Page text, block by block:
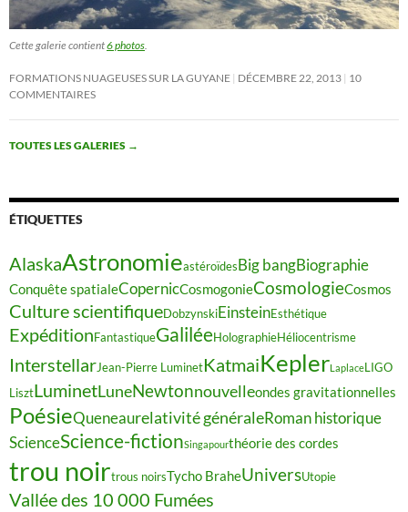
Cette galerie contient6 photos.
FORMATIONS NUAGEUSES SUR LA GUYANE DÉCEMBRE 22, 2013 10
COMMENTAIRES
TOUTES LES GALERIES →
ÉTIQUETTES
AlaskaAstronomieastéroïdes Big bangBiographie
Conquête spatialeCopernicCosmogonieCosmologieCosmos
Culture scientifiqueDobzynskiEinsteinEsthétique
ExpéditionFantastiqueGaliléeHolographieHéliocentrisme
InterstellarJean-Pierre LuminetKatmaiKeplerLaplaceLIGO
LisztLuminetLuneNewtonnouvelleondes gravitationnelles
PoésieQueneaurelativité généraleRoman historique
ScienceScience-fictionSingapourthéorie des cordes
trou noirtrous noirsTycho BraheUniversUtopie
Vallée des 10 000 Fumées